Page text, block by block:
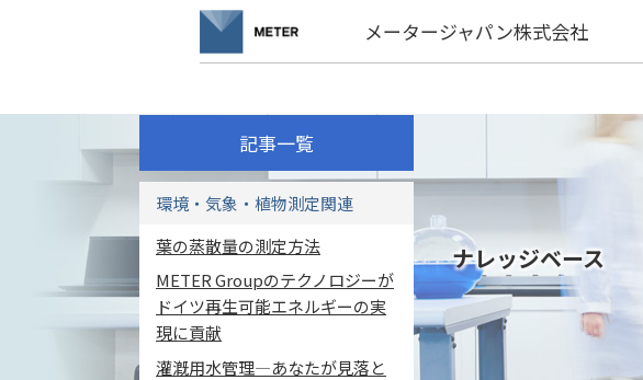
メータージャパン株式会社
記事一覧
ナレッジベース
環境・気象・植物測定関連
葉の蒸散量の測定方法
METER Groupのテクノロジーが
ドイツ再生可能エネルギーの実
現に貢献
灌漑用水管理―あなたが見落と